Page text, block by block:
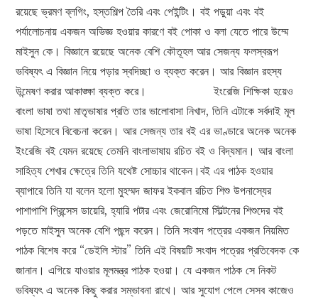
রয়েছে ভ্রমণ ব্লগিং, হস্তশিল্প তৈরি এবং পেইন্টিং। বই পড়ুয়া এবং বই
পর্যালোচনায় একজন অভিজ্ঞ হওয়ার কারণে বই পোকা ও বলা যেতে পারে উম্মে
মাইসুন কে। বিজ্ঞানে রয়েছে অনেক বেশি কৌতূহল আর সেজন্য ফলস্বরূপ
ভবিষ্যৎ এ বিজ্ঞান নিয়ে পড়ার স্বদিচ্ছা ও ব্যক্ত করেন। আর বিজ্ঞান রহস্য
উন্মেষণ করার আকাঙ্ক্ষা ব্যক্ত করে। ইংরেজি শিক্ষিকা হয়েও
বাংলা ভাষা তথা মাতৃভাষার প্রতি তার ভালোবাসা নিখাদ, তিনি এটাকে সর্বদাই মূল
ভাষা হিসেবে বিবেচনা করেন। আর সেজন্য তার বই এর ভাণ্ডারে অনেক অনেক
ইংরেজি বই যেমন রয়েছে তেমনি বাংলাভাষায় রচিত বই ও বিদ্যমান। আর বাংলা
সাহিত্য শেখার ক্ষেত্রে তিনি যথেষ্ট সোচ্চার থাকেন।বই এর পাঠক হওয়ার
ব্যাপারে তিনি যা বলেন হলো মুহম্মদ জাফর ইকবাল রচিত শিশু উপনাস্যের
পাশাপাশি প্রিন্সেস ডায়েরি, হ্যারি পটার এবং জেরোনিমো স্টিল্টনের শিশুদের বই
পড়তে মাইসুন অনেক বেশি পছন্দ করেন। তিনি সংবাদ পত্রের একজন নিয়মিত
পাঠক বিশেষ করে “ডেইলি স্টার” তিনি এই বিষয়টি সংবাদ পত্রের প্রতিবেদক কে
জানান। এগিয়ে যাওয়ার মূলমন্ত্র পাঠক হওয়া। যে একজন পাঠক সে নিকট
ভবিষ্যৎ এ অনেক কিছু করার সম্ভাবনা রাখে। আর সুযোগ পেলে সেসব কাজেও